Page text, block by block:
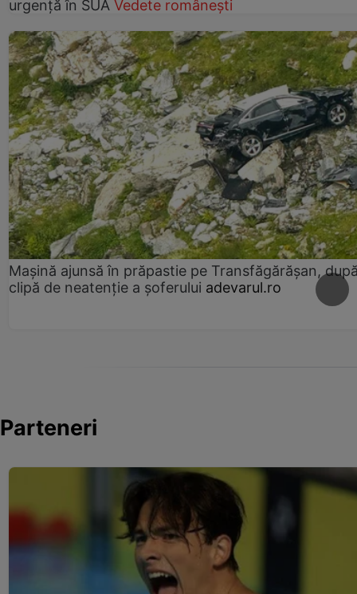
urgență în SUA Vedete românești
Mașină ajunsă în prăpastie pe Transfăgărășan,
clipă de neatenție a șoferului adevarul.ro
Parteneri